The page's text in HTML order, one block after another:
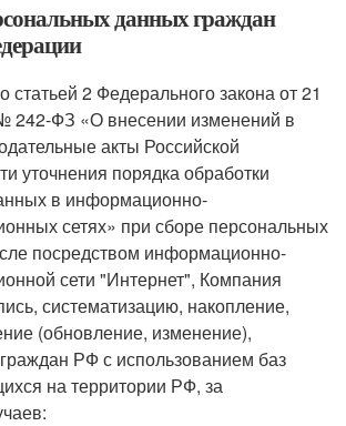
данных граждан
статьей 2 Федерального закона от 21
242-ФЗ «О внесении изменений в
акты Российской
уточнения порядка обработки
в информационно-
сетях» при сборе персональных
посредством информационно-
сети "Интернет", Компания
систематизацию, накопление,
(обновление, изменение),
РФ с использованием баз
на территории РФ, за